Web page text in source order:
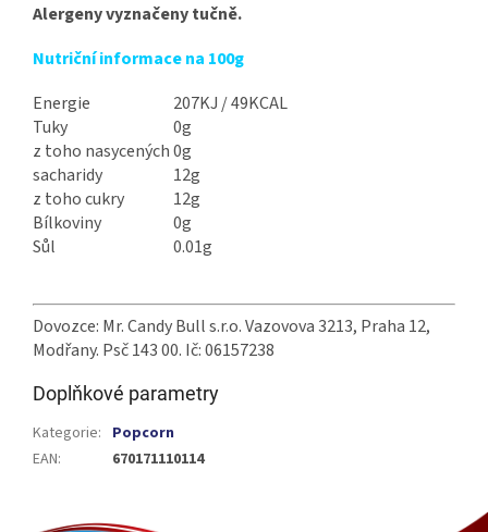
Alergeny vyznačeny tučně.
Nutriční informace na 100g
Energie
207KJ / 49KCAL
Tuky
0g
z toho nasycených0g
sacharidy
12g
z toho cukry
12g
Bílkoviny
0g
Sůl
0.01g
Dovozce: Mr. Candy Bull s.r.o. Vazovova 3213, Praha 12,
Modřany. Psč 143 00. Ič: 06157238
Doplňkové parametry
Kategorie: Popcorn
EAN: 670171110114